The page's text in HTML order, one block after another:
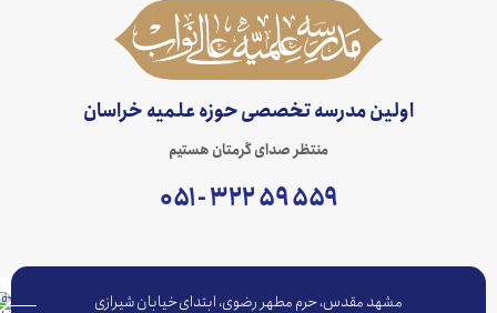
اولین مدرسه تخصصی حوزه علمیه خراسان
منتظر صدای گرمتان هستیم
مشهد مقدس، حرم مطهر رضوی، ابتدای خیابان شیرازی